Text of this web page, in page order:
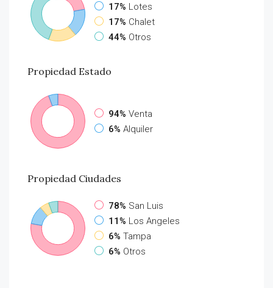
17% Lotes
17% Chalet
44% Otros
Propiedad Estado
94% Venta
6% Alquiler
Propiedad Ciudades
78% San Luis
11% Los Angeles
6% Tampa
6% Otros